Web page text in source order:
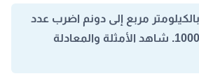
مربع إلى دونم اضرب عدد
الكيلومتر مربع في 1000. شاهد الأمثلة والمعادلة